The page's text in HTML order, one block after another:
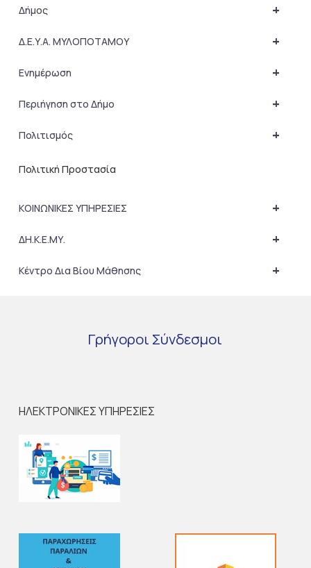
+
Δήμος
+
Δ.Ε.Υ.Α. ΜΥΛΟΠΟΤΑΜΟΥ
+
Ενημέρωση
+
Περιήγηση στο Δήμο
+
Πολιτισμός
Πολιτική Προστασία
+
ΚΟΙΝΩΝΙΚΕΣ ΥΠΗΡΕΣΙΕΣ
+
ΔΗ.Κ.Ε.ΜΥ.
+
Κέντρο Δια Βίου Μάθησης
Γρήγοροι Σύνδεσμοι
ΗΛΕΚΤΡΟΝΙΚΕΣ ΥΠΗΡΕΣΙΕΣ